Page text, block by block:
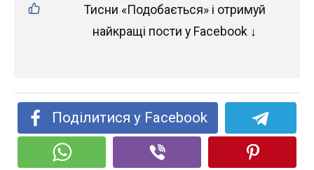
Тисни «Подобається» і отримуй
найкращі пости у Facebook ↓
Поділитися у Facebook